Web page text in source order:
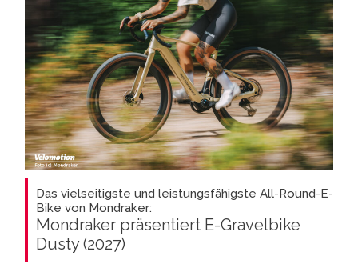
Das vielseitigste und leistungsfähigste All-Round-E-
Bike von Mondraker:
Mondraker präsentiert E-Gravelbike
Dusty (2027)